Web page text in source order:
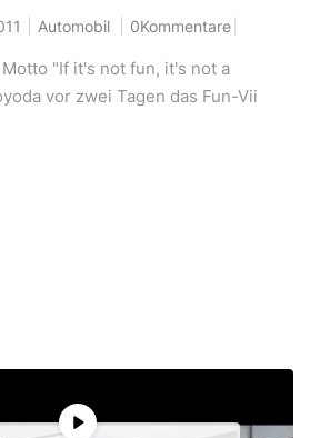
Automobil 0Kommentare
Motto "If it's not fun, it's not a
vor zwei Tagen das Fun-Vii